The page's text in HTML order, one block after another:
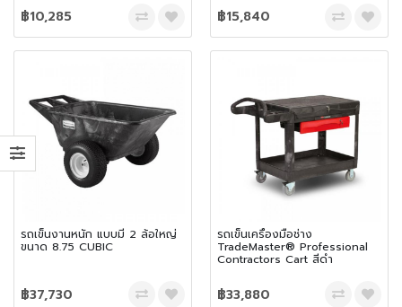
฿10,285 ฿15,840
รถเข็นงานหนัก แบบมี 2 ล้อใหญ่
ขนาด 8.75 CUBIC
฿37,730
รถเข็นเครื่องมือช่าง
TradeMaster® Professional
Contractors Cart สีดำ
฿33,880